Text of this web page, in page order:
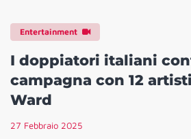
Entertainment
I doppiatori italiani
campagna con 12
Ward
27 Febbraio 2025